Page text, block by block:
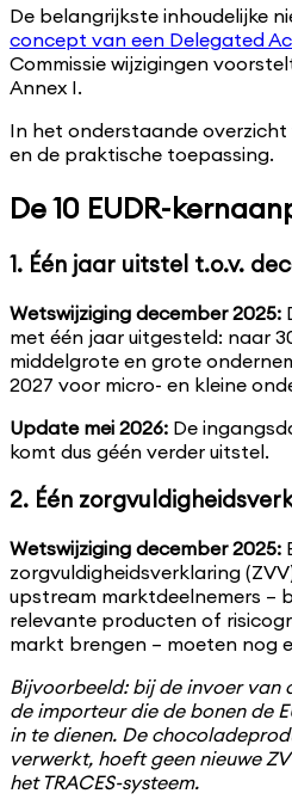
De belangrijkste inhoudelijke
concept van een Delegated
Commissie wijzigingen
Annex I.
In het onderstaande
en de praktische toepassing.
De 10 EUDR-
1. Één jaar uitstel t.o.v.
Wetswijziging december 2025:
met één jaar uitgesteld: naar
middelgrote en grote
2027 voor micro- en kleine
Update mei 2026: De
komt dus géén verder uitstel.
2. Één
Wetswijziging december 2025:
zorgvuldigheidsverklaring
upstream marktdeelnemers –
relevante producten of
markt brengen – moeten nog
Bijvoorbeeld: bij de invoer van
de importeur die de bonen de
in te dienen. De
verwerkt, hoeft geen nieuwe
het TRACES-systeem.